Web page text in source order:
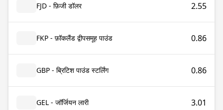
FJD - फ़िजी डॉलर 2.55
FKP - फ़ॉकलैंड द्वीपसमूह पाउंड 0.86
GBP - ब्रिटिश पाउंड स्टर्लिंग 0.86
GEL - जॉर्जियन लारी 3.01